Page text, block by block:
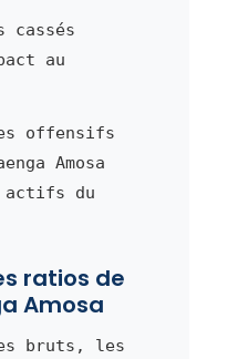
cassés
au
offensifs
Amosa
actifs du
ratios de
Amosa
bruts, les